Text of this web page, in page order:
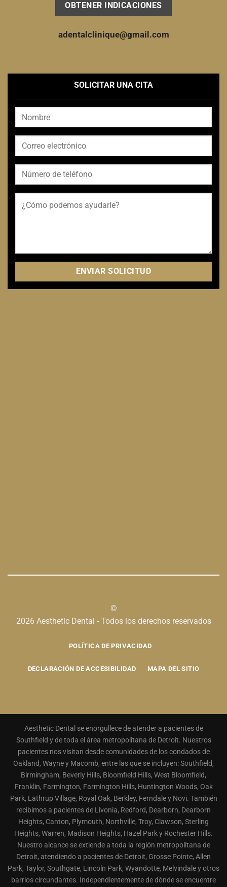
OBTENER INDICACIONES
adentalclinique@gmail.com
SOLICITAR UNA CITA
©
2026 Aesthetic Dental - Todos los derechos reservados
POLÍTICA DE PRIVACIDAD
DECLARACIÓN DE ACCESIBILIDAD MAPA DEL SITIO
Aesthetic Dental se enorgullece de atender a pacientes de
Southfield y de toda el área metropolitana de Detroit. Nuestros
pacientes nos visitan desde comunidades de los condados de
Oakland, Wayne y Macomb, entre las que se incluyen: Southfield,
Birmingham, Beverly Hills, Bloomfield Hills, West Bloomfield,
Franklin, Farmington, Farmington Hills, Huntington Woods, Oak
Park, Lathrup Village, Royal Oak, Berkley, Ferndale y Novi. También
recibimos a pacientes de Livonia, Redford, Dearborn, Dearborn
Heights, Canton, Plymouth, Northville, Troy, Clawson, Sterling
Heights, Warren, Madison Heights, Hazel Park y Rochester Hills.
Nuestro alcance se extiende a toda la región metropolitana de
Detroit, atendiendo a pacientes de Detroit, Grosse Pointe, Allen
Park, Taylor, Southgate, Lincoln Park, Wyandotte, Melvindale y otros
barrios circundantes. Independientemente de dónde se encuentre